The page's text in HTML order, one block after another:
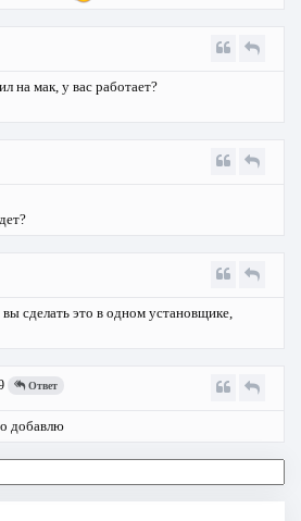
на мак, у вас работает?
сделать это в одном установщике,
Ответ
добавлю